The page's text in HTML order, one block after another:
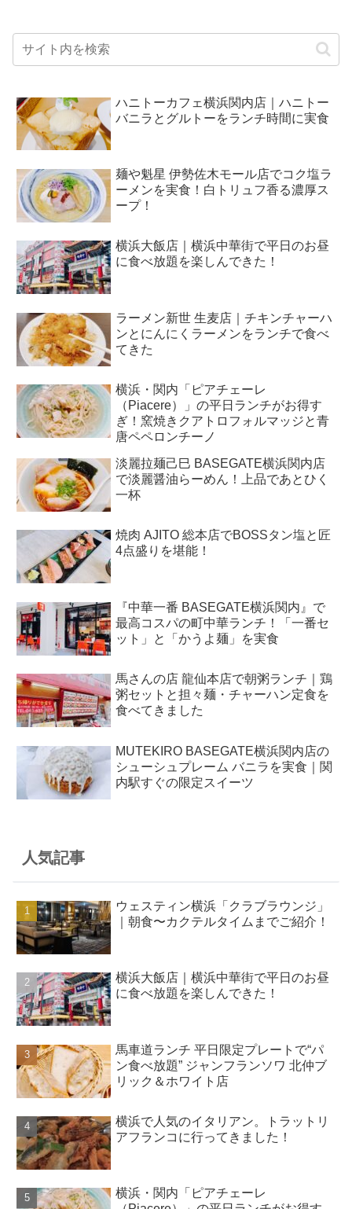
ハニトーカフェ横浜関内店｜ハニトー
バニラとグルトーをランチ時間に実食
麺や魁星 伊勢佐木モール店でコク塩ラ
ーメンを実食！白トリュフ香る濃厚ス
ープ！
横浜大飯店｜横浜中華街で平日のお昼
に食べ放題を楽しんできた！
ラーメン新世 生麦店｜チキンチャーハ
ンとにんにくラーメンをランチで食べ
てきた
横浜・関内「ピアチェーレ
（Piacere）」の平日ランチがお得す
ぎ！窯焼きクアトロフォルマッジと青
唐ペペロンチーノ
淡麗拉麺己巳 BASEGATE横浜関内店
で淡麗醤油らーめん！上品であとひく
一杯
焼肉 AJITO 総本店でBOSSタン塩と匠
4点盛りを堪能！
『中華一番 BASEGATE横浜関内』で
最高コスパの町中華ランチ！「一番セ
ット」と「かうよ麺」を実食
馬さんの店 龍仙本店で朝粥ランチ｜鶏
粥セットと担々麺・チャーハン定食を
食べてきました
MUTEKIRO BASEGATE横浜関内店の
シューシュプレーム バニラを実食｜関
内駅すぐの限定スイーツ
人気記事
ウェスティン横浜「クラブラウンジ」
｜朝食〜カクテルタイムまでご紹介！
横浜大飯店｜横浜中華街で平日のお昼
に食べ放題を楽しんできた！
馬車道ランチ 平日限定プレートで“パ
ン食べ放題” ジャンフランソワ 北仲ブ
リック＆ホワイト店
横浜で人気のイタリアン。トラットリ
アフランコに行ってきました！
横浜・関内「ピアチェーレ